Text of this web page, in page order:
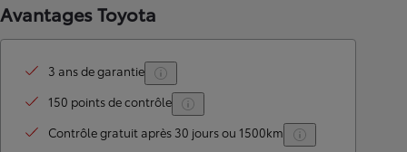
Avantages Toyota
3 ans de garantie
150 points de contrôle
Contrôle gratuit après 30 jours ou 1500km